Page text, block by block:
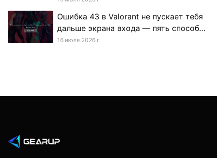
Ошибка 43 в Valorant не пускает тебя
дальше экрана входа — пять способов
исправить: от простых к техническим
16 июля 2026 г.